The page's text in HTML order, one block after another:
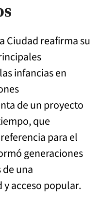
Ciudad reafirma su
infancias en
de un proyecto
que
para el
generaciones
una
acceso popular.